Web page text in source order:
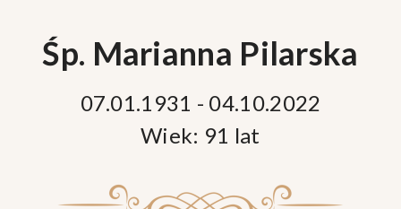
Śp. Marianna Pilarska
07.01.1931 - 04.10.2022
Wiek: 91 lat